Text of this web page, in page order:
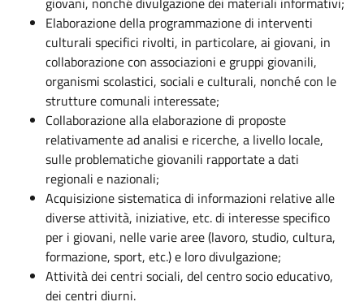
Elaborazione della programmazione di interventi
culturali specifici rivolti, in particolare, ai giovani, in
collaborazione con associazioni e gruppi giovanili,
organismi scolastici, sociali e culturali, nonché con le
strutture comunali interessate;
Collaborazione alla elaborazione di proposte
relativamente ad analisi e ricerche, a livello locale,
sulle problematiche giovanili rapportate a dati
regionali e nazionali;
Acquisizione sistematica di informazioni relative alle
diverse attività, iniziative, etc. di interesse specifico
per i giovani, nelle varie aree (lavoro, studio, cultura,
formazione, sport, etc.) e loro divulgazione;
Attività dei centri sociali, del centro socio educativo,
dei centri diurni.